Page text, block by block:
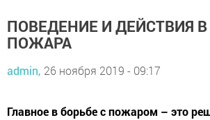
ПОВЕДЕНИЕ И ДЕЙСТВИЯ
ПОЖАРА
admin, 26 ноября 2019 - 09:17
Главное в борьбе с пожаром – это